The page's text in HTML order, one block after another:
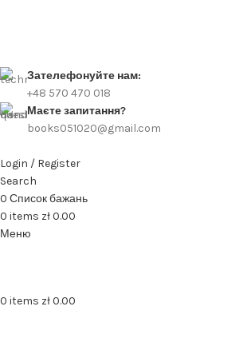
Зателефонуйте нам:
+48 570 470 018
Маєте запитання?
books051020@gmail.com
Login / Register
Search
0 Список бажань
0 items zł0.00
Меню
0 items zł0.00